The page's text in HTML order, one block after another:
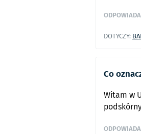
ODPOWIADA
DOTYCZY:
Co
Witam w
ODPOWIADA